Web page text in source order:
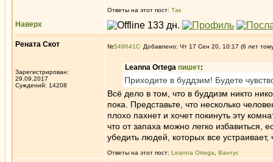
Ответы на этот пост: Так
Наверх
Рената Скот
Зарегистрирован:
29.09.2017
Суждений: 14208
№549641 Добавлено: Чт 17 Сен 20, 10:17 (6 лет
Leanna Ortega пишет:
Приходите в буддзим! Будете
Всё дело в том, что в буддизм никто
пока. Представьте, что несколько
плохо пахнет и хочет покинуть эту
что от запаха можно легко избавиться,
убедить людей, которых все
Ответы на этот пост: Leanna Ortega Вантус